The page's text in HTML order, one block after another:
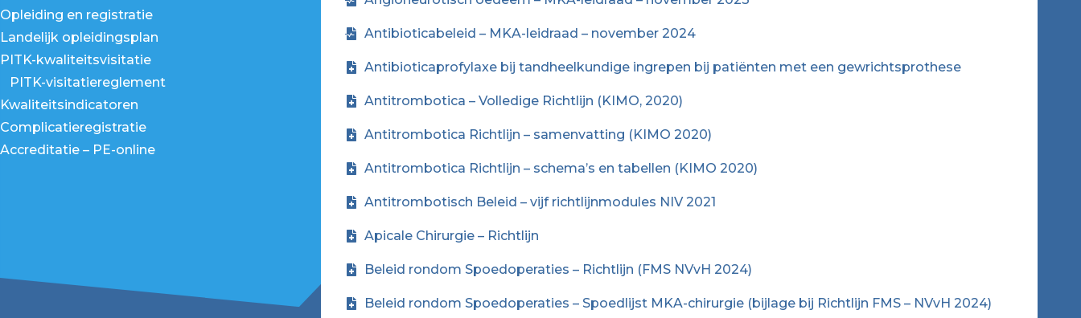
Opleiding en registratie
Landelijk opleidingsplan
PITK-kwaliteitsvisitatie
PITK-visitatiereglement
Kwaliteitsindicatoren
Complicatieregistratie
Accreditatie – PE-online
Antibioticabeleid – MKA-leidraad – november 2024
Antibioticaprofylaxe bij tandheelkundige ingrepen bij patiënten met een gewrichtsprothese
Antitrombotica – Volledige Richtlijn (KIMO, 2020)
Antitrombotica Richtlijn – samenvatting (KIMO 2020)
Antitrombotica Richtlijn – schema’s en tabellen (KIMO 2020)
Antitrombotisch Beleid – vijf richtlijnmodules NIV 2021
Apicale Chirurgie – Richtlijn
Beleid rondom Spoedoperaties – Richtlijn (FMS NVvH 2024)
Beleid rondom Spoedoperaties – Spoedlijst MKA-chirurgie (bijlage bij Richtlijn FMS – NVvH 2024)